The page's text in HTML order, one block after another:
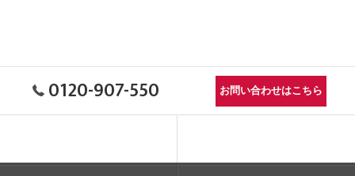
0120-907-550 お問い合わせはこちら